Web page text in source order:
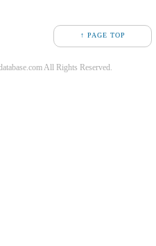
↑ PAGE TOP
All Rights Reserved.